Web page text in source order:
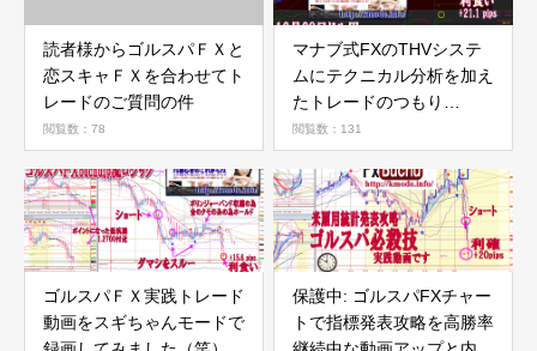
読者様からゴルスパＦＸと
恋スキャＦＸを合わせてト
レードのご質問の件
閲覧数：78
マナブ式FXのTHVシステ
ムにテクニカル分析を加え
たトレードのつもり
が・・・動画でどうぞ
閲覧数：131
ゴルスパＦＸ実践トレード
動画をスギちゃんモードで
保護中: ゴルスパFXチャー
トで指標発表攻略を高勝率